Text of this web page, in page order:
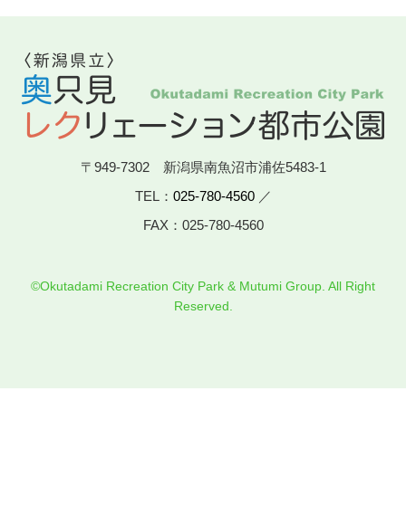
〒949-7302 新潟県南魚沼市浦佐5483-1
TEL： 025-780-4560／
FAX：025-780-4560
©Okutadami Recreation City Park & Mutumi Group. All Right
Reserved.